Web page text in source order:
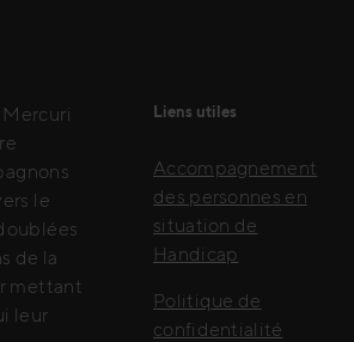
le
de la
mettant
leur
Liens utiles
Accompagnement
des personnes en
situation de
Handicap
Politique de
confidentialité